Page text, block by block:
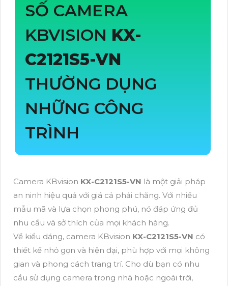
SỐ CAMERA
KBVISION KX-
C2121S5-VN
THƯỜNG DỤNG
NHỮNG CÔNG
TRÌNH
Camera KBvision KX-C2121S5-VN là một giải pháp
an ninh hiệu quả với giá cả phải chăng. Với nhiều
mẫu mã và lựa chọn phong phú, nó đáp ứng đủ
nhu cầu và sở thích của mọi khách hàng.
Về kiểu dáng, camera KBvision KX-C2121S5-VN có
thiết kế nhỏ gọn và hiện đại, phù hợp với mọi không
gian và phong cách trang trí. Cho dù bạn có nhu
cầu sử dụng camera trong nhà hoặc ngoài trời,